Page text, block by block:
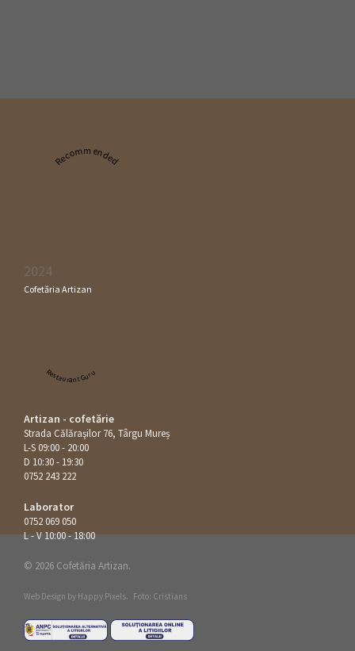
Recommended
2024
Cofetăria Artizan
Restaurant Guru
Artizan - cofetărie
Strada Călăraşilor 76, Târgu Mureș
L-S 09:00 - 20:00
D 10:30 - 19:30
0752 243 222
Laborator
0752 069 050
L - V 10:00 - 18:00
© 2026 Cofetăria Artizan.
Web Design by Happy Pixels. Foto: Cristians